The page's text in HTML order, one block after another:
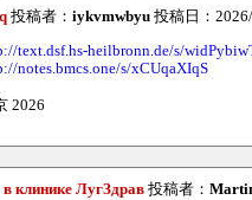
投稿者： iykvmwbyu 投稿日：
text.dsf.hs-heilbronn.de/s/
notes.bmcs.one/s/xCUqaXIqS
2026
клинике ЛугЗдрав 投稿者：